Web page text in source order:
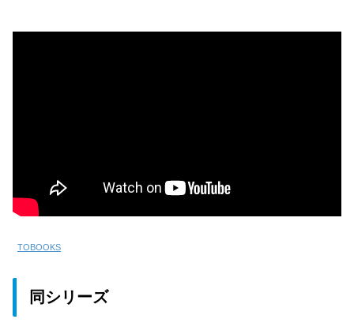
TOBOOKS
同シリーズ